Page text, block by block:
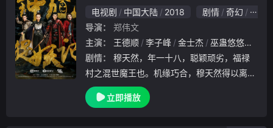
电视剧 中国大陆 2018 剧情 奇幻
国产
导演：
郑伟文
主演：
王德顺 李子峰 金士杰 巫蛊悠悠
剧情：
村之混世魔王也。机缘巧合，穆天然得以离开
家乡，顿时如龙入大海，酣嬉淋漓。一路走来
，穆天然先后与杨仁执、凌兮、罂粟、方既白
立即播放